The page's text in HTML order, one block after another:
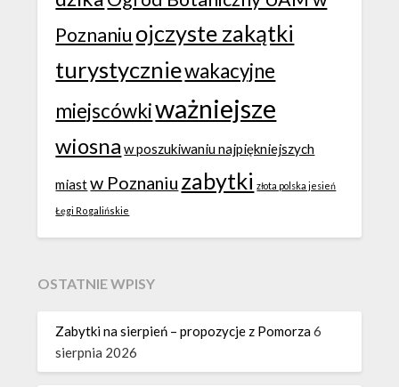
Poznaniu ojczyste zakątki
turystyczniewakacyjne
miejscówkiważniejsze
wiosna w poszukiwaniu najpiękniejszych
miastw Poznaniu zabytki złota polska jesień
Łęgi Rogalińskie
OSTATNIE WPISY
Zabytki na sierpień – propozycje z Pomorza6
sierpnia 2026